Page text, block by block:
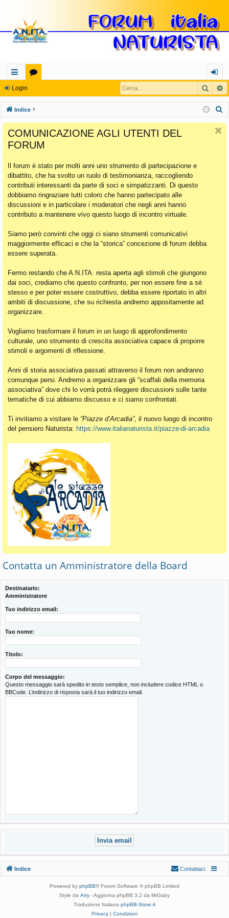
oll
eg
a
m
en
ti
Ra
pi
di
u
m
og
in
Login Cerca
Indice
COMUNICAZIONE AGLI UTENTI DEL
FORUM
Il forum è stato per molti anni uno strumento di partecipazione e
dibattito, che ha svolto un ruolo di testimonianza, raccogliendo
contributi interessanti da parte di soci e simpatizzanti. Di questo
dobbiamo ringraziare tutti coloro che hanno partecipato alle
discussioni e in particolare i moderatori che negli anni hanno
contributo a mantenere vivo questo luogo di incontro virtuale.
Siamo però convinti che oggi ci siano strumenti comunicativi
maggiormente efficaci e che la “storica” concezione di forum debba
essere superata.
Fermo restando che A.N.ITA. resta aperta agli stimoli che giungono
dai soci, crediamo che questo confronto, per non essere fine a sé
stesso e per poter essere costruttivo, debba essere riportato in altri
ambiti di discussione, che su richiesta andremo appositamente ad
organizzare.
Vogliamo trasformare il forum in un luogo di approfondimento
culturale, uno strumento di crescita associativa capace di proporre
stimoli e argomenti di riflessione.
Anni di storia associativa passati attraverso il forum non andranno
comunque persi. Andremo a organizzare gli “scaffali della memoria
associativa” dove chi lo vorrà potrà rileggere discussioni sulle tante
tematiche di cui abbiamo discusso e ci siamo confrontati.
Ti invitiamo a visitare le “Piazze d’Arcadia”, il nuovo luogo di incontro
del pensiero Naturista: https://www.italianaturista.it/piazze-di-arcadia
Contatta un Amministratore della Board
Destinatario:
Amministratore
Tuo indirizzo email:
Tuo nome:
Titolo:
Corpo del messaggio:
Questo messaggio sarà spedito in testo semplice, non includere codice HTML o
BBCode. L’indirizzo di risposta sarà il tuo indirizzo email.
Indice Contattaci
Powered by phpBB® Forum Software © phpBB Limited
Style da Arty - Aggiorna phpBB 3.2 da MrGaby
Traduzione Italiana phpBB-Store.it
Privacy | Condizioni